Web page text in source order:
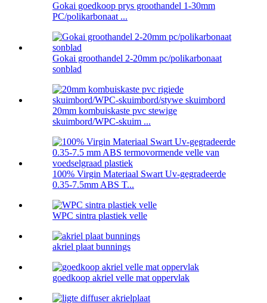
Gokai goedkoop prys groothandel 1-30mm
PC/polikarbonaat ...
Gokai groothandel 2-20mm pc/polikarbonaat
sonblad
20mm kombuiskaste pvc stewige
skuimbord/WPC-skuim ...
100% Virgin Materiaal Swart Uv-gegradeerde
0.35-7.5mm ABS T...
WPC sintra plastiek velle
akriel plaat bunnings
goedkoop akriel velle mat oppervlak